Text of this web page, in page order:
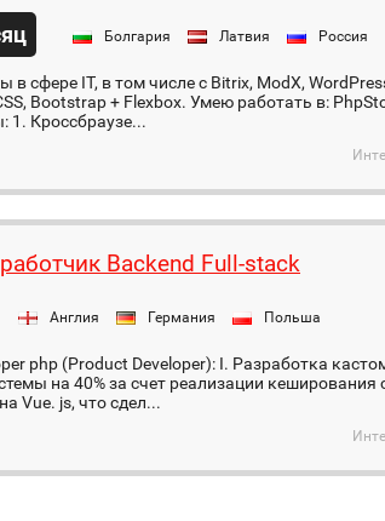
Болгария Латвия Россия
сфере IT, в том числе с Bitrix, ModX,
Bootstrap + Flexbox. Умею работать в:
1. Кроссбраузе...
Backend Full-stack
Англия Германия Польша
php (Product Developer): I. Разработка
на 40% за счет реализации кеширования
Vue. js, что сдел...